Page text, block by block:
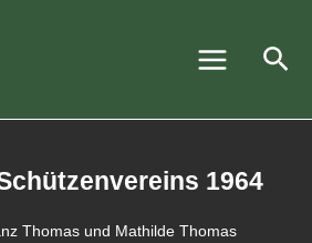
Menu
1964
Thomas und Mathilde Thomas